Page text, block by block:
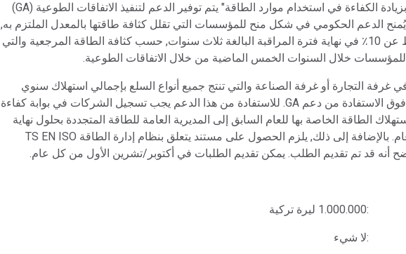
في نطاق "اللائحة الخاصة بزيادة الكفاءة في استخدام موارد الطاقة" يتم توفير الدعم لتنفيذ الاتفاقات الطوعية (GA)
الدعم الحكومي في شكل منح للمؤسسات التي تقلل كثافة طاقتها بالمعدل الملتزم به,
شريطة أن لا يقل المتوسط عن 10٪ في نهاية فترة المراقبة البالغة ثلاث سنوات, حسب كثافة الطاقة المرجعية والتي
خلال السنوات الخمس الماضية من خلال الاتفاقات الطوعية.
التجارة أو غرفة الصناعة والتي تنتج جميع أنواع السلع بإجمالي استهلاك سنوي
للطاقة يبلغ 500 TEP وما فوق الاستفادة من دعم GA. للاستفادة من هذا الدعم يجب تسجيل الشركات في بوابة كفاءة
الطاقة الخاصة بها للعام السابق إلى المديرية العامة للطاقة المتجددة بحلول نهاية
شهر مارس/آذار من كل عام. بالإضافة إلى ذلك, يلزم الحصول على مستند يتعلق بنظام إدارة الطاقة TS EN ISO
تركية
:لا شيء